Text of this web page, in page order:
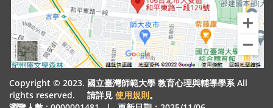
Copyright © 2023. 國立臺灣師範大學 教育心理與輔導學系 All
rights reserved. 請詳見 使用規則。